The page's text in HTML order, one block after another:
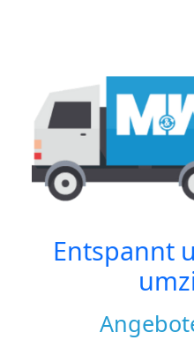
Entspannt